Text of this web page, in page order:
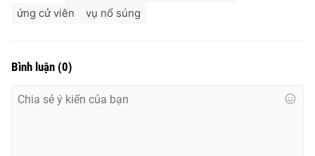
ứng cử viên
vụ nổ súng
Bình luận (0)